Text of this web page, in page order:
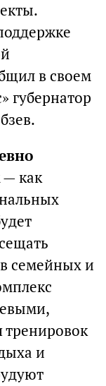
в своем
губернатор
— как
семейных и
и